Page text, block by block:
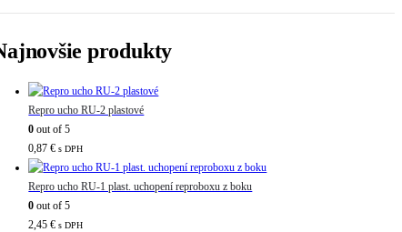
produkty
Repro ucho RU-2 plastové
0 out of 5
0,87€ s DPH
Repro ucho RU-1 plast. uchopení reproboxu z boku
0 out of 5
2,45€ s DPH